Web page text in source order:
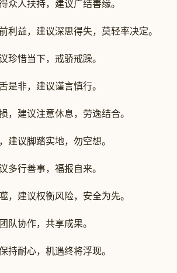
众人扶持，建议广结善缘。
利益，建议深思得失，莫轻率决定。
珍惜当下，戒骄戒躁。
是非，建议谨言慎行。
，建议注意休息，劳逸结合。
建议脚踏实地，勿空想。
多行善事，福报自来。
，建议权衡风险，安全为先。
队协作，共享成果。
持耐心，机遇终将浮现。